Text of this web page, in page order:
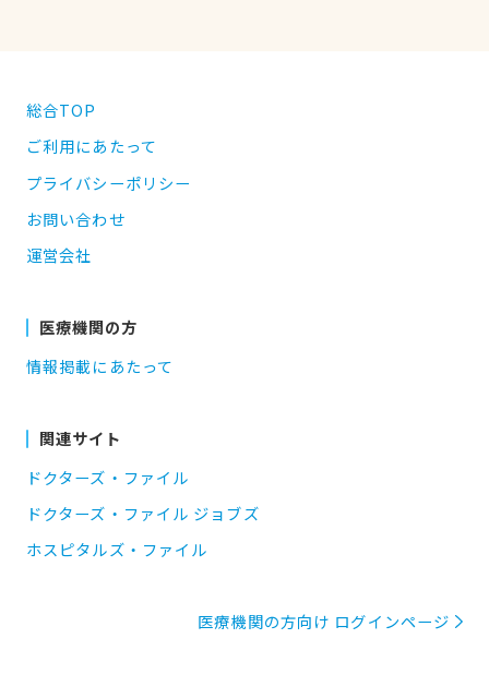
総合TOP
ご利用にあたって
プライバシーポリシー
お問い合わせ
運営会社
医療機関の方
情報掲載にあたって
関連サイト
ドクターズ・ファイル
ドクターズ・ファイル ジョブズ
ホスピタルズ・ファイル
医療機関の方向け ログインページ